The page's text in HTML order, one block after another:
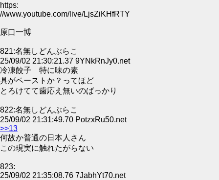
https:
//www.youtube.com/live/LjsZiKHfRTY
原口一博
821:名無しどんぶらこ
25/09/02 21:30:21.37 9YNkRnJy0.net
冷凍餃子 特に味の素
具がペーストか？ってほど
とろけてて歯応え無いのばっかり
822:名無しどんぶらこ
25/09/02 21:31:49.70 PotzxRu50.net
>>13
何故か普通の日本人さん
この現実に触れたがらない
823:
25/09/02 21:35:08.76 7JabhYt70.net